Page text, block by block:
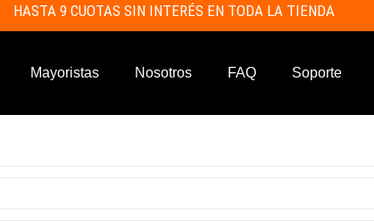
HASTA 9 CUOTAS SIN INTERÉS EN TODA LA TIENDA
Mayoristas Nosotros FAQ Soporte